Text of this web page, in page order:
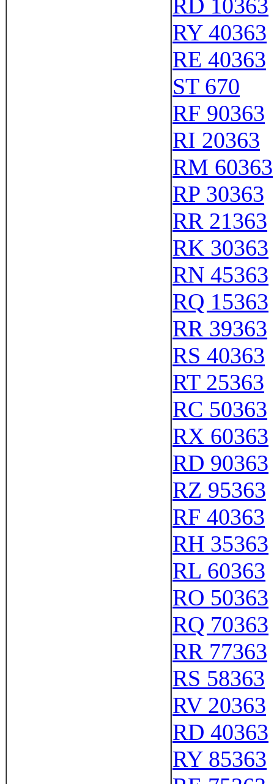
RD 10363
RY 40363
RE 40363
ST 670
RF 90363
RI 20363
RM 60363
RP 30363
RR 21363
RK 30363
RN 45363
RQ 15363
RR 39363
RS 40363
RT 25363
RC 50363
RX 60363
RD 90363
RZ 95363
RF 40363
RH 35363
RL 60363
RO 50363
RQ 70363
RR 77363
RS 58363
RV 20363
RD 40363
RY 85363